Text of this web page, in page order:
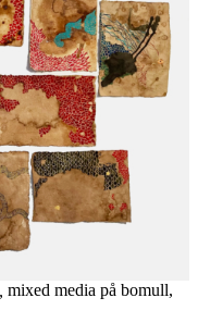
mixed media på bomull,